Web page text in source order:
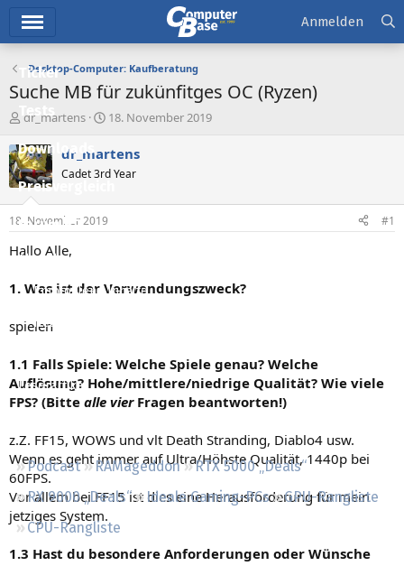
Ticker
Tests
Downloads
Preisvergleich
Forum
Aktuelles
Empfohlene Inhalte
Neue Beiträge
Leserartikel
Podcast RAMageddon
RTX 5000 „Deals“
RX 9000 „Deals“
Ideale Gaming-PCs
GPU-Rangliste
CPU-Rangliste
Anmelden
Desktop-Computer: Kaufberatung
Suche MB für zukünfitges OC (Ryzen)
E
s
t
e
e
r
dr_martens
E
s
t
e
t
18. November 2019
dr_martens
Cadet 3rd Year
18. November 2019 #1
Hallo Alle,
1. Was ist der Verwendungszweck?
spielen
1.1 Falls Spiele: Welche Spiele genau? Welche
Auflösung? Hohe/mittlere/niedrige Qualität? Wie viele
FPS? (Bitte alle vierFragen beantworten!)
z.Z. FF15, WOWS und vlt Death Stranding, Diablo4 usw.
Wenn es geht immer auf Ultra/Höhste Qualität, 1440p bei
60FPS.
Vor allem bei FF15 ist dies eine Herausforderung für mein
jetziges System.
1.3 Hast du besondere Anforderungen oder Wünsche